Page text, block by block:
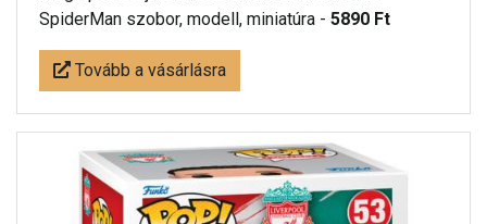
SpiderMan szobor, modell, miniatúra - 5890 Ft
Tovább a vásárlásra